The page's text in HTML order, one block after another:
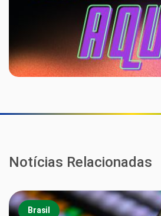
Notícias Relacionadas
Brasil